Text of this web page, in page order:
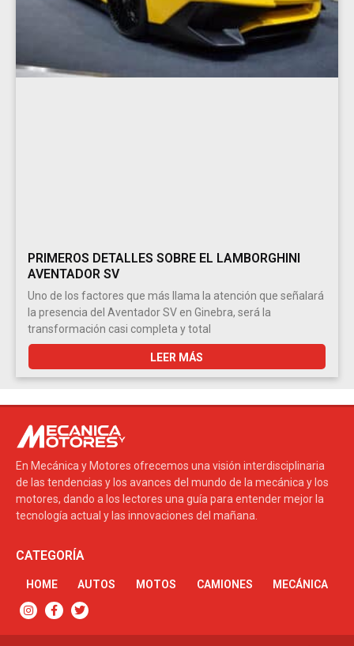
PRIMEROS DETALLES SOBRE EL LAMBORGHINI
AVENTADOR SV
Uno de los factores que más llama la atención que señalará
la presencia del Aventador SV en Ginebra, será la
transformación casi completa y total
LEER MÁS
En Mecánica y Motores ofrecemos una visión interdisciplinaria
de las tendencias y los avances del mundo de la mecánica y los
motores, dando a los lectores una guía para entender mejor la
tecnología actual y las innovaciones del mañana.
CATEGORÍA
HOME AUTOS MOTOS CAMIONES MECÁNICA